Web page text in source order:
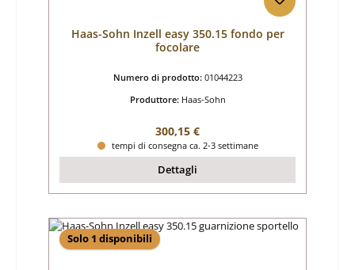
Haas-Sohn Inzell easy 350.15 fondo per
focolare
Numero di prodotto: 01044223
Produttore: Haas-Sohn
Prezzo normale:
300,15 €
tempi di consegna ca. 2-3 settimane
Dettagli
Solo 1 disponibili